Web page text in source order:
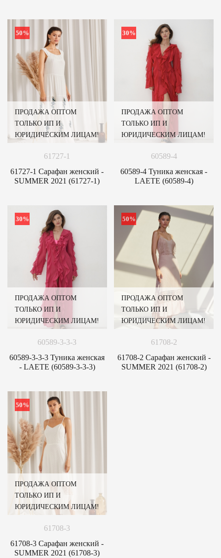
50%
ПРОДАЖА ОПТОМ
ТОЛЬКО ИП И
ЮРИДИЧЕСКИМ ЛИЦАМ!
61727-1
61727-1 Сарафан женский -
SUMMER 2021 (61727-1)
30%
ПРОДАЖА ОПТОМ
ТОЛЬКО ИП И
ЮРИДИЧЕСКИМ ЛИЦАМ!
60589-4
60589-4 Туника женская -
LAETE (60589-4)
30%
ПРОДАЖА ОПТОМ
ТОЛЬКО ИП И
ЮРИДИЧЕСКИМ ЛИЦАМ!
60589-3-3-3
60589-3-3-3 Туника женская
- LAETE (60589-3-3-3)
50%
ПРОДАЖА ОПТОМ
ТОЛЬКО ИП И
ЮРИДИЧЕСКИМ ЛИЦАМ!
61708-2
61708-2 Сарафан женский -
SUMMER 2021 (61708-2)
50%
ПРОДАЖА ОПТОМ
ТОЛЬКО ИП И
ЮРИДИЧЕСКИМ ЛИЦАМ!
61708-3
61708-3 Сарафан женский -
SUMMER 2021 (61708-3)